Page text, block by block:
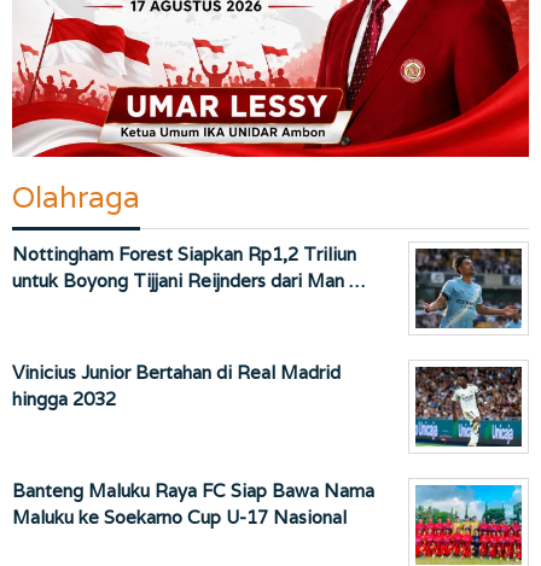
Olahraga
Nottingham Forest Siapkan Rp1,2 Triliun
untuk Boyong Tijjani Reijnders dari Man …
Vinicius Junior Bertahan di Real Madrid
hingga 2032
Banteng Maluku Raya FC Siap Bawa Nama
Maluku ke Soekarno Cup U-17 Nasional